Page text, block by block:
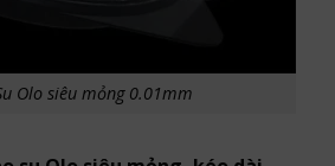
Olo siêu mỏng 0.01mm